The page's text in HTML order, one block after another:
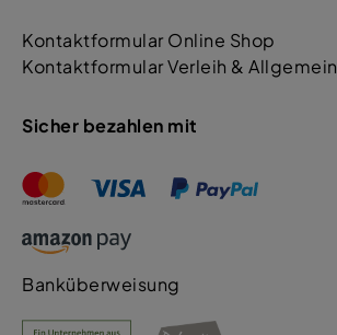
Kontaktformular Online Shop
Kontaktformular Verleih & Allgemein
Sicher bezahlen mit
Banküberweisung